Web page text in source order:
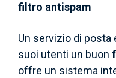
filtro antispam
Un servizio di
suoi utenti un buon
offre un sistema